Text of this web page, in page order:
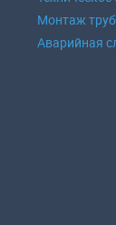
Монтаж труб
Аварийная